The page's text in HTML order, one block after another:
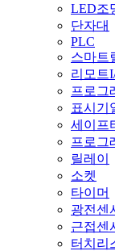
LED조
단자대
PLC
스마트
리모트
프로그
표시기
세이프
프로그
릴레이
소켓
타이머
광전센
근접센
터치리